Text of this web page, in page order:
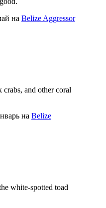
на Belize Aggressor
crabs, and other coral
на Belize
white-spotted toad